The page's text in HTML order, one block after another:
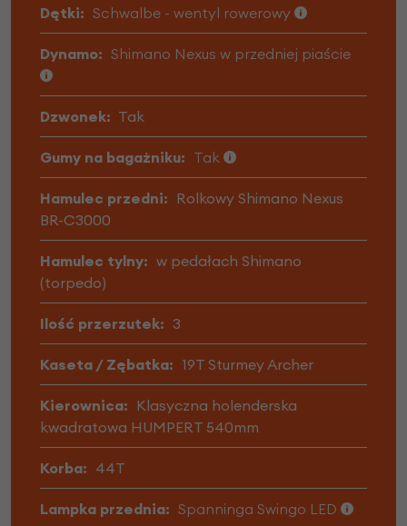
Dętki: Schwalbe - wentyl rowerowy
Dynamo: Shimano Nexus w przedniej piaście
Dzwonek: Tak
Gumy na bagażniku: Tak
Hamulec przedni: Rolkowy Shimano Nexus
BR-C3000
Hamulec tylny: w pedałach Shimano
(torpedo)
Ilość przerzutek: 3
Kaseta / Zębatka: 19T Sturmey Archer
Kierownica: Klasyczna holenderska
kwadratowa HUMPERT 540mm
Korba: 44T
Lampka przednia: Spanninga Swingo LED